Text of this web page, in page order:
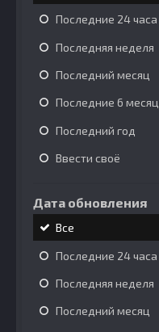
Последние 24 часа
Последняя неделя
Последний месяц
Последние 6
Последний год
Ввести своё
Дата обновления
Все
Последние 24 часа
Последняя неделя
Последний месяц